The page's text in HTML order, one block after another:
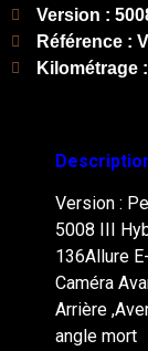
Version :
Référence :
Kilométrage
Version :
5008 III
136Allure
Caméra
Arrière
angle mort